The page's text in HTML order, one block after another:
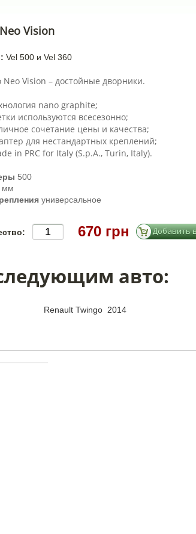
Vision
Vel 500 и Vel 360
Neo Vision – достойные дворники.
nano graphite;
используются всесезонно;
сочетание цены и качества;
для нестандартных креплений;
in PRC for Italy (S.p.A., Turin, Italy).
500
мм
универсальное
670 грн
авто:
Renault Twingo 2014